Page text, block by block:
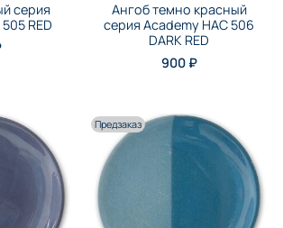
серия
RED
Ангоб темно красный
серия Academy НАС 506
DARK RED
900 ₽
Предзаказ